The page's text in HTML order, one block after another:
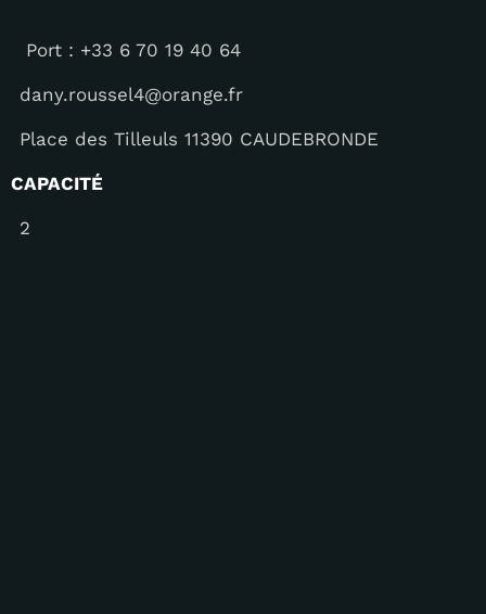
Port : +33 6 70 19 40 64
dany.roussel4@orange.fr
Place des Tilleuls 11390 CAUDEBRONDE
CAPACITÉ
2